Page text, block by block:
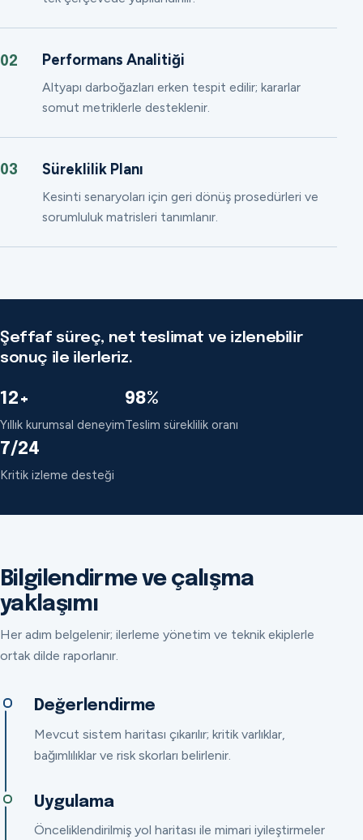
02 Performans Analitiği
Altyapı darboğazları erken tespit edilir; kararlar
somut metriklerle desteklenir.
03 Süreklilik Planı
Kesinti senaryoları için geri dönüş prosedürleri ve
sorumluluk matrisleri tanımlanır.
Şeffaf süreç, net teslimat ve izlenebilir
sonuç ile ilerleriz.
12+
Yıllık kurumsal deneyim
98%
Teslim süreklilik oranı
7/24
Kritik izleme desteği
Bilgilendirme ve çalışma
yaklaşımı
Her adım belgelenir; ilerleme yönetim ve teknik ekiplerle
ortak dilde raporlanır.
Değerlendirme
Mevcut sistem haritası çıkarılır; kritik varlıklar,
bağımlılıklar ve risk skorları belirlenir.
Uygulama
Önceliklendirilmiş yol haritası ile mimari iyileştirmeler